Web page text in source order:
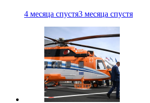
4 месяца спустя3 месяца спустя